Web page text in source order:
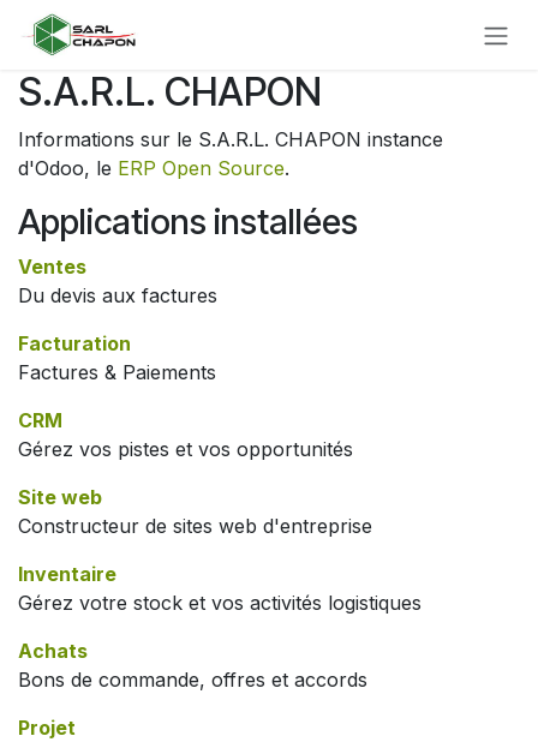
Se rendre au contenu
S.A.R.L. CHAPON
Informations sur le S.A.R.L. CHAPON instance
d'Odoo, le ERP Open Source.
Applications installées
Ventes
Du devis aux factures
Facturation
Factures & Paiements
CRM
Gérez vos pistes et vos opportunités
Site web
Constructeur de sites web d'entreprise
Inventaire
Gérez votre stock et vos activités logistiques
Achats
Bons de commande, offres et accords
Projet